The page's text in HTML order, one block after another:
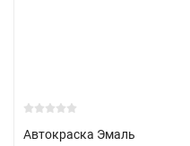
Автокраска Эмаль